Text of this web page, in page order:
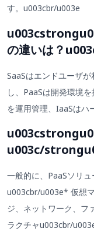
す。u003cbr/u003e
の違いは？
SaaSはエンドユーザ
し、PaaSは開発環境
を運用管理、IaaSはハ
u003c/
一般的に、PaaSソリ
u003cbr/u003e* 仮想
ジ、ネットワーク、フ
ラクチャu003cbr/